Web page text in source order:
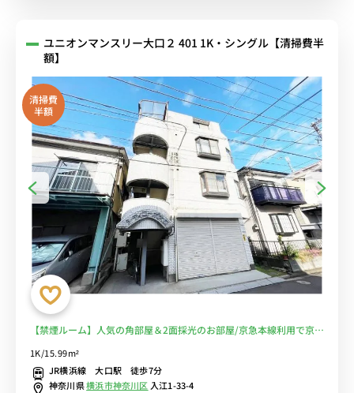
ユニオンマンスリー大口２ 401 1K・シングル【清掃費半
額】
清掃費
半額
【禁煙ルーム】人気の角部屋＆2面採光のお部屋/京急本線利用で京急
ウントストア・MEGAドン・キホーテやライフがあり買い物に便利■
選べるWi-Fi格安レンタル中！
1K/15.99m²
JR横浜線 大口駅 徒歩7分
神奈川県横浜市神奈川区 入江1-33-4